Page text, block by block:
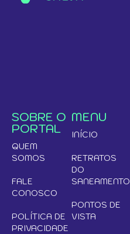
SOBRE O
PORTAL
QUEM
SOMOS
FALE
CONOSCO
POLÍTICA DE
PRIVACIDADE
MENU
INÍCIO
RETRATOS
DO
SANEAMENTO
PONTOS DE
VISTA